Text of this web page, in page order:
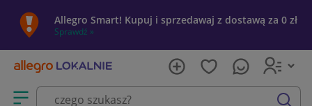
Allegro Smart! Kupuj i sprzedawaj z dostawą za 0 zł
Sprawdź »
Otwórz menu z kategoriami